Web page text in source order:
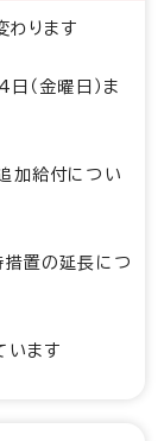
わります
（金曜日）ま
加給付につい
措置の延長につ
います